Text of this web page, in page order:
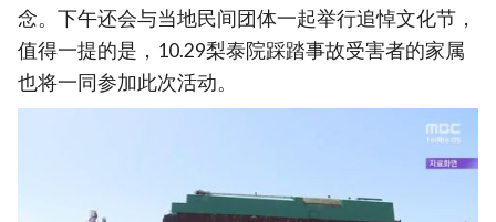
念。下午还会与当地民间团体一起举行追悼文化节，
值得一提的是，10.29梨泰院踩踏事故受害者的家属
也将一同参加此次活动。